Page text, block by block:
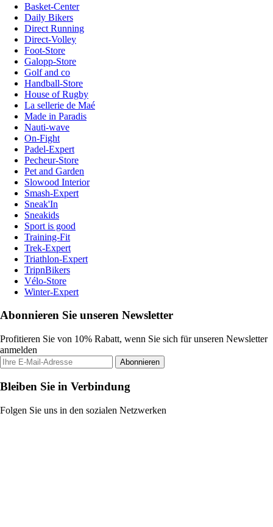
Basket-Center
Daily Bikers
Direct Running
Direct-Volley
Foot-Store
Galopp-Store
Golf and co
Handball-Store
House of Rugby
La sellerie de Maé
Made in Paradis
Nauti-wave
On-Fight
Padel-Expert
Pecheur-Store
Pet and Garden
Slowood Interior
Smash-Expert
Sneak'In
Sneakids
Sport is good
Training-Fit
Trek-Expert
Triathlon-Expert
TripnBikers
Vélo-Store
Winter-Expert
Abonnieren Sie unseren Newsletter
Profitieren Sie von 10% Rabatt, wenn Sie sich für unseren Newsletter
anmelden
Abonnieren
Bleiben Sie in Verbindung
Folgen Sie uns in den sozialen Netzwerken